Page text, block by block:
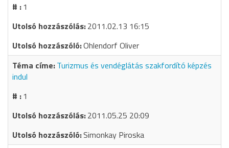
1
2011.02.13 16:15
Ohlendorf Oliver
Turizmus és vendéglátás szakfordító képzés
indul
1
2011.05.25 20:09
Simonkay Piroska